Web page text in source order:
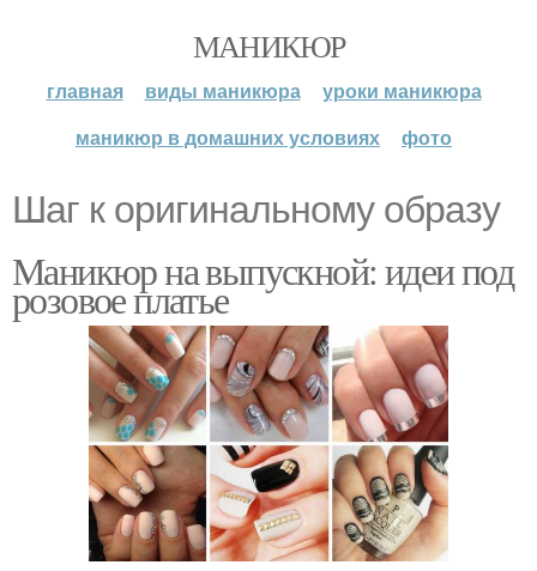
МАНИКЮР
главная виды маникюра
уроки маникюра
маникюр в домашних условиях
фото
Шаг к оригинальному образу
Маникюр на выпускной: идеи под
розовое платье